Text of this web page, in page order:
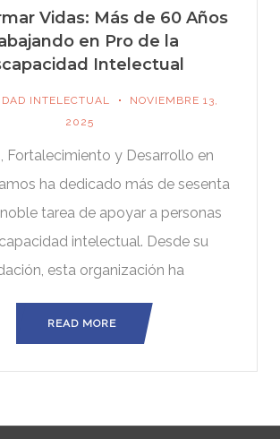
Vidas: Más de 60 Años
en Pro de la
Intelectual
INTELECTUAL
NOVIEMBRE 13,
2025
Fortalecimiento y Desarrollo en
ha dedicado más de sesenta
tarea de apoyar a personas
intelectual. Desde su
esta organización ha
READ MORE